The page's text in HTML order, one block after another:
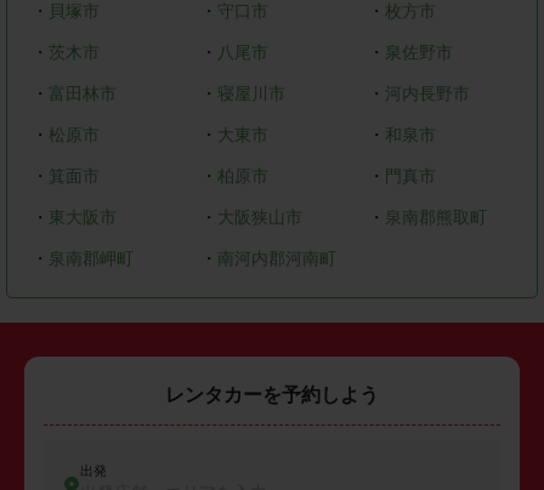
・ 貝塚市 ・ 守口市 ・枚方市
・ 茨木市 ・ 八尾市 ・ 泉佐野市
・ 富田林市 ・ 寝屋川市 ・ 河内長野市
・ 松原市 ・ 大東市 ・ 和泉市
・ 箕面市 ・ 柏原市 ・ 門真市
・ 東大阪市 ・ 大阪狭山市 ・ 泉南郡熊取町
・ 泉南郡岬町 ・ 南河内郡河南町
レンタカーを予約しよう
出発